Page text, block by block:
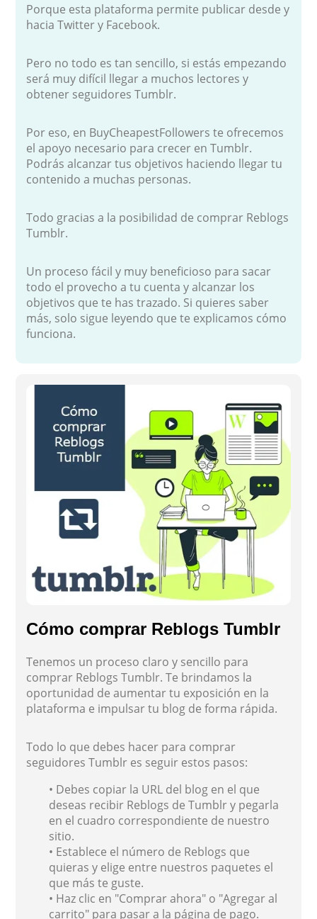
Porque esta plataforma permite publicar desde y
hacia Twitter y Facebook.
Pero no todo es tan sencillo, si estás empezando
será muy difícil llegar a muchos lectores y
obtener seguidores Tumblr.
Por eso, en BuyCheapestFollowers te ofrecemos
el apoyo necesario para crecer en Tumblr.
Podrás alcanzar tus objetivos haciendo llegar tu
contenido a muchas personas.
Todo gracias a la posibilidad de comprar Reblogs
Tumblr.
Un proceso fácil y muy beneficioso para sacar
todo el provecho a tu cuenta y alcanzar los
objetivos que te has trazado. Si quieres saber
más, solo sigue leyendo que te explicamos cómo
funciona.
Cómo comprar Reblogs Tumblr
Tenemos un proceso claro y sencillo para
comprar Reblogs Tumblr. Te brindamos la
oportunidad de aumentar tu exposición en la
plataforma e impulsar tu blog de forma rápida.
Todo lo que debes hacer para comprar
seguidores Tumblr es seguir estos pasos:
• Debes copiar la URL del blog en el que
deseas recibir Reblogs de Tumblr y pegarla
en el cuadro correspondiente de nuestro
sitio.
• Establece el número de Reblogs que
quieras y elige entre nuestros paquetes el
que más te guste.
• Haz clic en "Comprar ahora" o "Agregar al
carrito" para pasar a la página de pago.